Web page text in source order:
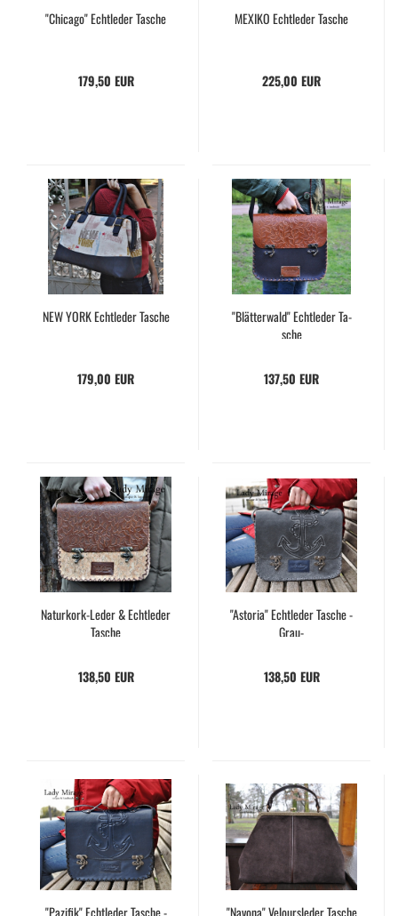
"Chi­ca­go" Echt­le­der Ta­sche
179,50 EUR
ME­XI­KO Echt­le­der Ta­sche
225,00 EUR
NEW YORK Echt­le­der Ta­sche
179,00 EUR
"Blät­ter­wald" Echt­le­der Ta­
sche
137,50 EUR
Naturkork-​​Leder & Echt­le­der
Ta­sche
138,50 EUR
"As­to­ria" Echt­le­der Ta­sche -​
Grau-
138,50 EUR
"Pa­zi­fik" Echt­le­der Ta­sche -​ "Na­vo­na" Ve­lours­le­der Ta­sche